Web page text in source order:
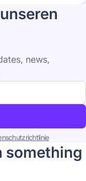
news,
something